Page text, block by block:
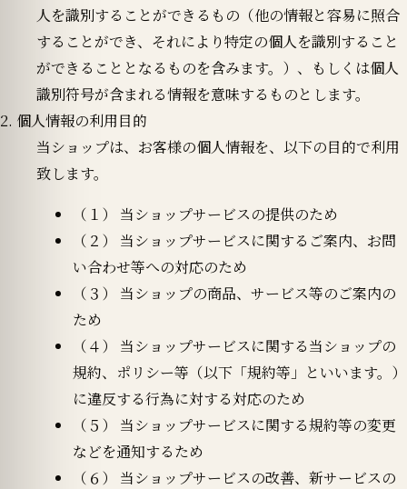
人を識別することができるもの（他の情報と容易に照合
することができ、それにより特定の個人を識別すること
ができることとなるものを含みます。）、もしくは個人
識別符号が含まれる情報を意味するものとします。
2. 個人情報の利用目的
当ショップは、お客様の個人情報を、以下の目的で利用
致します。
（１） 当ショップサービスの提供のため
（２） 当ショップサービスに関するご案内、お問
い合わせ等への対応のため
（３） 当ショップの商品、サービス等のご案内の
ため
（４） 当ショップサービスに関する当ショップの
規約、ポリシー等（以下「規約等」といいます。）
に違反する行為に対する対応のため
（５） 当ショップサービスに関する規約等の変更
などを通知するため
（６） 当ショップサービスの改善、新サービスの